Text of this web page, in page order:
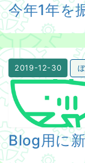
今年1年を
2019-12-30
Blog用に新しい
Blog用に